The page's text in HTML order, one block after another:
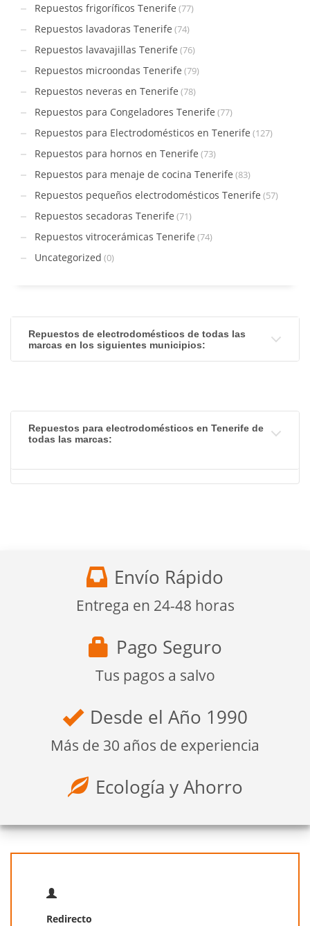
Repuestos frigoríficos Tenerife (77)
Repuestos lavadoras Tenerife (74)
Repuestos lavavajillas Tenerife (76)
Repuestos microondas Tenerife (79)
Repuestos neveras en Tenerife (78)
Repuestos para Congeladores Tenerife (77)
Repuestos para Electrodomésticos en Tenerife (127)
Repuestos para hornos en Tenerife (73)
Repuestos para menaje de cocina Tenerife (83)
Repuestos pequeños electrodomésticos Tenerife (57)
Repuestos secadoras Tenerife (71)
Repuestos vitrocerámicas Tenerife (74)
Uncategorized (0)
Repuestos de electrodomésticos de todas las
marcas en los siguientes municipios:
Repuestos para electrodomésticos en Tenerife de
todas las marcas:
Envío Rápido
Entrega en 24-48 horas
Pago Seguro
Tus pagos a salvo
Desde el Año 1990
Más de 30 años de experiencia
Ecología y Ahorro
Redirecto